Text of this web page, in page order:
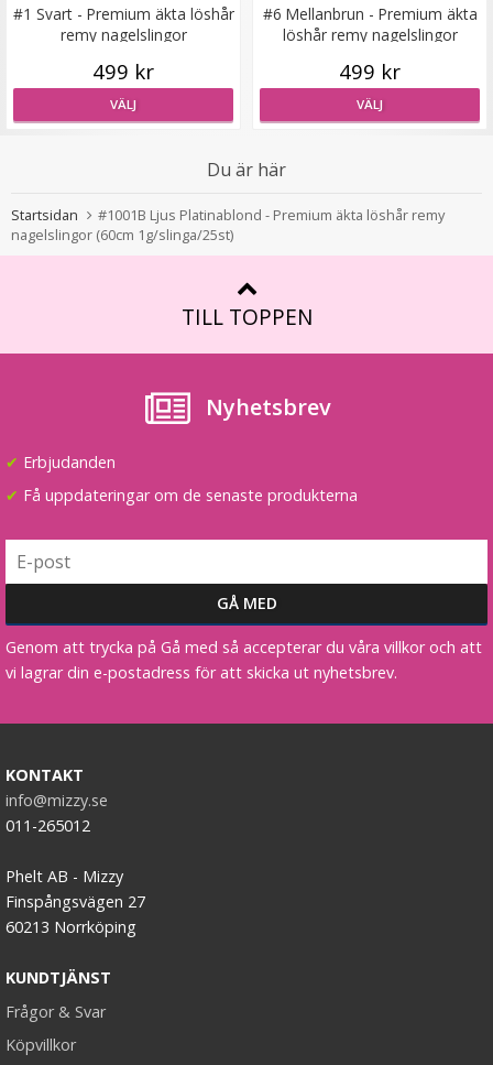
★★
99 kr
#1 Svart - Premium äkta löshår
remy nagelslingor
499 kr
VÄLJ
#6 Mellanbrun - Premium äkta
löshår remy nagelslingor
499 kr
VÄLJ
Du är här
Startsidan
#1001B Ljus Platinablond - Premium äkta löshår remy
nagelslingor (60cm 1g/slinga/25st)
TILL TOPPEN
Nyhetsbrev
✔ Erbjudanden
✔ Få uppdateringar om de senaste produkterna
Genom att trycka på Gå med så accepterar du våra villkor och att
vi lagrar din e-postadress för att skicka ut nyhetsbrev.
KONTAKT
info@mizzy.se
011-265012
Phelt AB - Mizzy
Finspångsvägen 27
60213 Norrköping
KUNDTJÄNST
Frågor & Svar
Köpvillkor